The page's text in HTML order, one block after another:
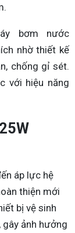
bơm nước
nhờ thiết kế
chống gỉ sét.
với hiệu năng
áp lực hệ
thiện mới
bị vệ sinh
gây ảnh hưởng